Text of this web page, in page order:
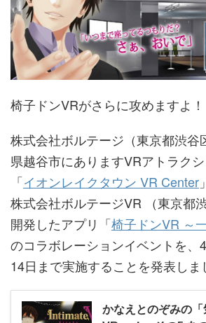
椅子ドンVRがさらに攻めますよ！
株式会社ボルテージ（東京都渋谷
県越谷市にありますVRアトラク
「イオンレイクタウン VR Center
株式会社ボルテージVR （東京都
開発したアプリ「椅子ドンVR ～
のコラボレーションイベントを、
14日まで実施することを発表しま
かなえとのぞみの「